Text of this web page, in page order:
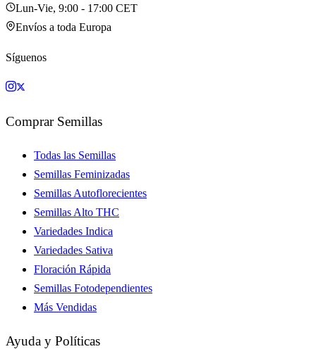
Lun-Vie, 9:00 - 17:00 CET
Envíos a toda Europa
Síguenos
Comprar Semillas
Todas las Semillas
Semillas Feminizadas
Semillas Autoflorecientes
Semillas Alto THC
Variedades Indica
Variedades Sativa
Floración Rápida
Semillas Fotodependientes
Más Vendidas
Ayuda y Políticas